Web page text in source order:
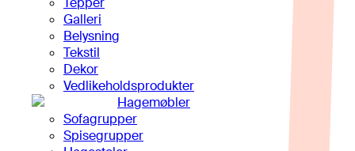
Galleri
Belysning
Tekstil
Dekor
Vedlikeholdsprodukter
Hagemøbler
Sofagrupper
Spisegrupper